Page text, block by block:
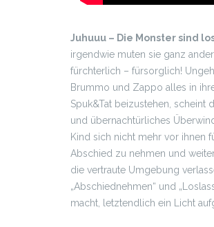
Juhuuu – Die Monster sind
irgendwie muten sie ganz
fürchterlich – fürsorglich!
Brummo und Zappo alles in
Spuk&Tat beizustehen, scheint
und übernachtürliches
Kind sich nicht mehr vor ihnen
Abschied zu nehmen und
die vertraute Umgebung
„Abschiednehmen“ und
macht, letztendlich ein Licht